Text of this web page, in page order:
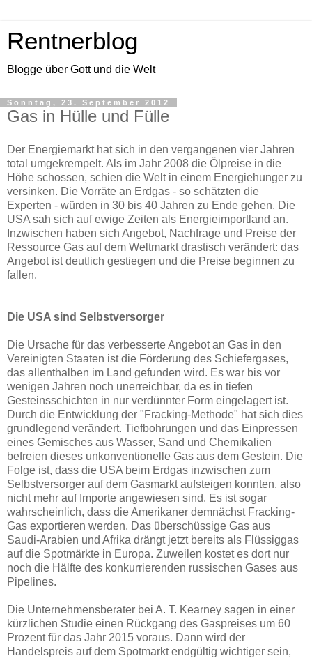
Rentnerblog
Blogge über Gott und die Welt
Sonntag, 23. September 2012
Gas in Hülle und Fülle
Der Energiemarkt hat sich in den vergangenen vier Jahren
total umgekrempelt. Als im Jahr 2008 die Ölpreise in die
Höhe schossen, schien die Welt in einem Energiehunger zu
versinken. Die Vorräte an Erdgas - so schätzten die
Experten - würden in 30 bis 40 Jahren zu Ende gehen. Die
USA sah sich auf ewige Zeiten als Energieimportland an.
Inzwischen haben sich Angebot, Nachfrage und Preise der
Ressource Gas auf dem Weltmarkt drastisch verändert: das
Angebot ist deutlich gestiegen und die Preise beginnen zu
fallen.
Die USA sind Selbstversorger
Die Ursache für das verbesserte Angebot an Gas in den
Vereinigten Staaten ist die Förderung des Schiefergases,
das allenthalben im Land gefunden wird. Es war bis vor
wenigen Jahren noch unerreichbar, da es in tiefen
Gesteinsschichten in nur verdünnter Form eingelagert ist.
Durch die Entwicklung der "Fracking-Methode" hat sich dies
grundlegend verändert. Tiefbohrungen und das Einpressen
eines Gemisches aus Wasser, Sand und Chemikalien
befreien dieses unkonventionelle Gas aus dem Gestein. Die
Folge ist, dass die USA beim Erdgas inzwischen zum
Selbstversorger auf dem Gasmarkt aufsteigen konnten, also
nicht mehr auf Importe angewiesen sind. Es ist sogar
wahrscheinlich, dass die Amerikaner demnächst Fracking-
Gas exportieren werden. Das überschüssige Gas aus
Saudi-Arabien und Afrika drängt jetzt bereits als Flüssiggas
auf die Spotmärkte in Europa. Zuweilen kostet es dort nur
noch die Hälfte des konkurrierenden russischen Gases aus
Pipelines.
Die Unternehmensberater bei A. T. Kearney sagen in einer
kürzlichen Studie einen Rückgang des Gaspreises um 60
Prozent für das Jahr 2015 voraus. Dann wird der
Handelspreis auf dem Spotmarkt endgültig wichtiger sein,